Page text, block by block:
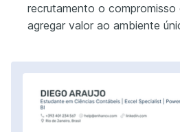
recrutamento o
agregar valor ao ambiente